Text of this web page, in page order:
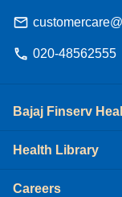
020-48562555
Bajaj Finserv
Health Library
Careers